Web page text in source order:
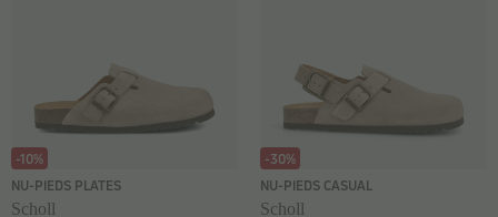
-10%
NU-PIEDS PLATES
Scholl
-30%
NU-PIEDS CASUAL
Scholl